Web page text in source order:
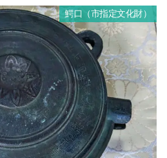
鰐口（市指定文化財）